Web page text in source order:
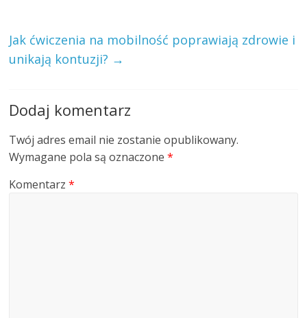
Jak ćwiczenia na mobilność poprawiają zdrowie i
unikają kontuzji? →
Dodaj komentarz
Twój adres email nie zostanie opublikowany.
Wymagane pola są oznaczone*
Komentarz*